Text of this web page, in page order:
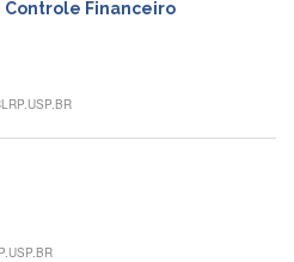
Financeiro